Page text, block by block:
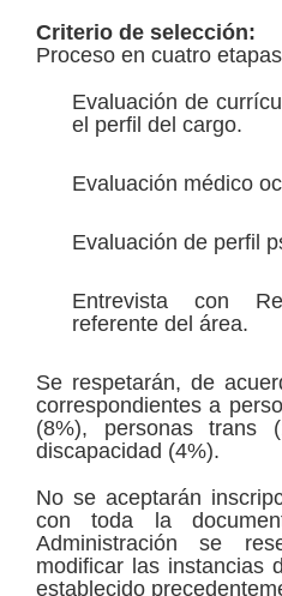
Criterio de selección:
Proceso en cuatro
Evaluación de
el perfil del cargo.
Evaluación médico
Evaluación de perfil
Entrevista con
referente del área.
Se respetarán, de
correspondientes a
(8%), personas trans
discapacidad (4%).
No se aceptarán
con toda la
Administración se
modificar las instancias
establecido